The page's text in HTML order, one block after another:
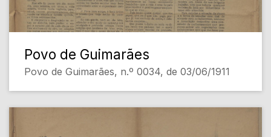
Povo de Guimarães
Povo de Guimarães, n.º 0034, de 03/06/1911